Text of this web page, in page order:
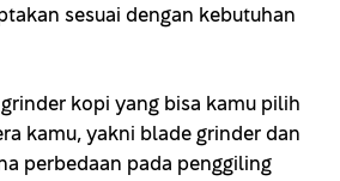
sesuai dengan kebutuhan
kopi yang bisa kamu pilih
kamu, yakni blade grinder dan
perbedaan pada penggiling